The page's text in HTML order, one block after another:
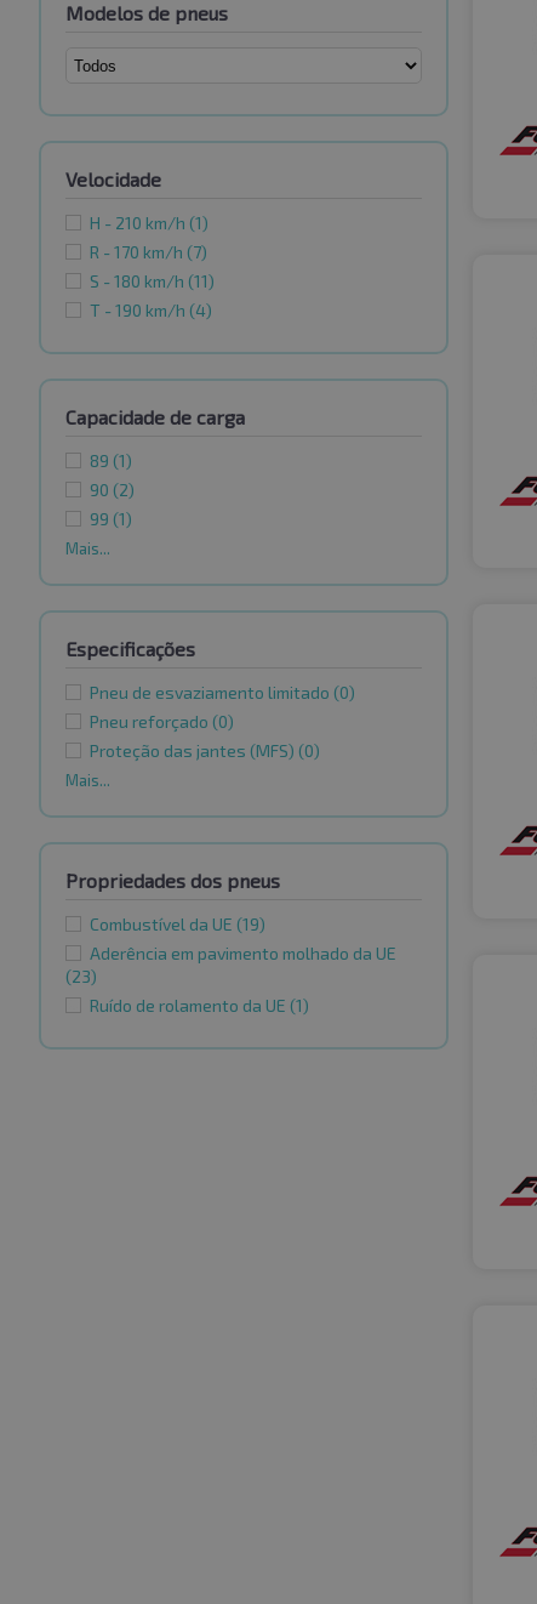
Modelos de pneus
Velocidade
H - 210 km/h (1)
R - 170 km/h (7)
S - 180 km/h (11)
T - 190 km/h (4)
Capacidade de carga
89 (1)
90 (2)
99 (1)
Mais...
Especificações
Pneu de esvaziamento limitado (0)
Pneu reforçado (0)
Proteção das jantes (MFS) (0)
Mais...
Propriedades dos pneus
Combustível da UE (19)
Aderência em pavimento molhado da UE
(23)
Ruído de rolamento da UE (1)